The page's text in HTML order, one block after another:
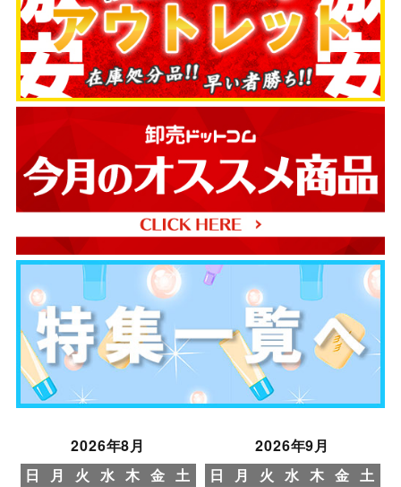
2026年8月
日
月 火 水 木 金 土
2026年9月
日
月 火 水 木 金 土